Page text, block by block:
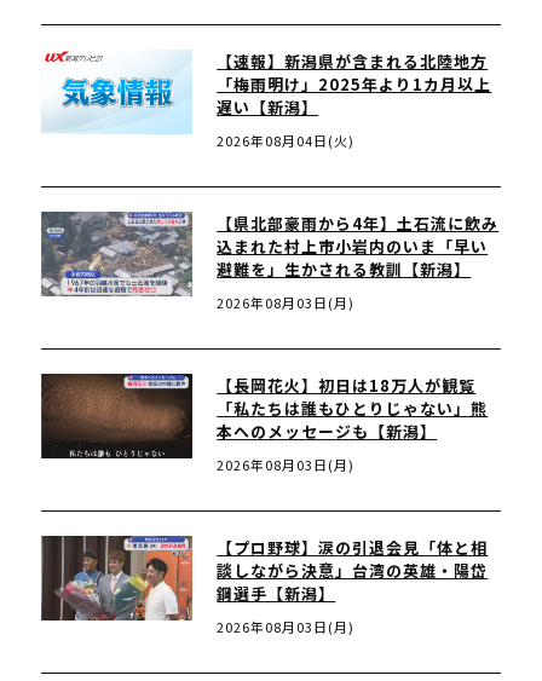
【速報】新潟県が含まれる北陸地方
「梅雨明け」2025年より1カ月以上
遅い【新潟】
2026年08月04日(火)
【県北部豪雨から4年】土石流に飲み
込まれた村上市小岩内のいま「早い
避難を」生かされる教訓【新潟】
2026年08月03日(月)
【長岡花火】初日は18万人が観覧
「私たちは誰もひとりじゃない」熊
本へのメッセージも【新潟】
2026年08月03日(月)
【プロ野球】涙の引退会見「体と相
談しながら決意」台湾の英雄・陽岱
鋼選手【新潟】
2026年08月03日(月)